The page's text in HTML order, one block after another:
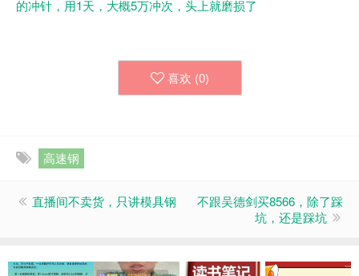
的冲针，用1天，大概5万冲次，头上就磨损了
喜欢 (0)
高速钢
直播间不卖货，只讲模具钢
不跟吴德剑买8566，除了踩
坑，还是踩坑